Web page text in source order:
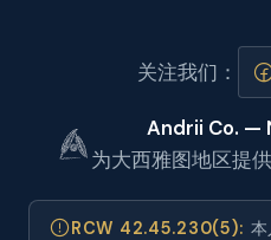
关注我们：
Andrii Co. —
为大西雅图地区提
RCW 42.45.230(5):